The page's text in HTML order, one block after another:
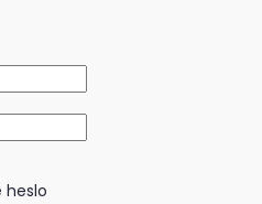
heslo